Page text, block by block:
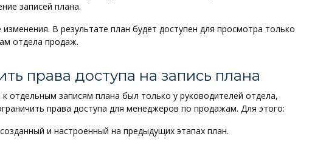
записей плана.
изменения. В результате план будет доступен для просмотра только
отдела продаж.
права доступа на запись плана
отдельным записям плана был только у руководителей отдела,
права доступа для менеджеров по продажам. Для этого:
и настроенный на предыдущих этапах план.